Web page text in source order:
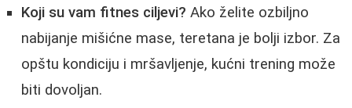
Koji su vam fitnes ciljevi? Ako želite ozbiljno
nabijanje mišićne mase, teretana je bolji izbor. Za
opštu kondiciju i mršavljenje, kućni trening može
biti dovoljan.